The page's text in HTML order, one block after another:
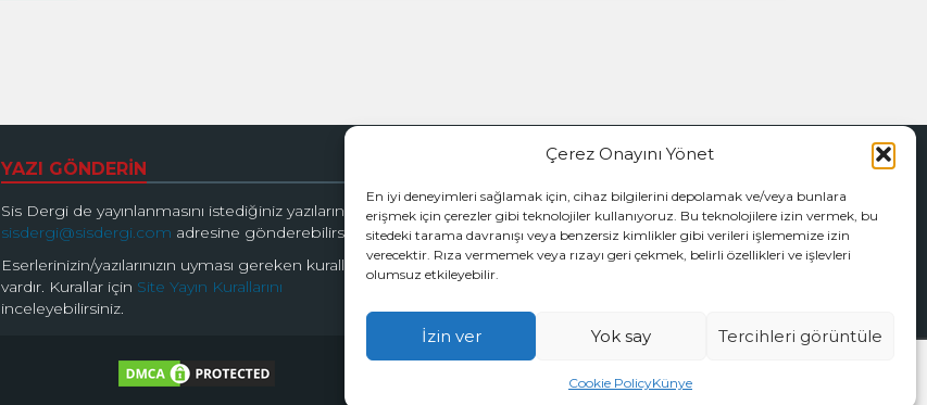
Çerez Onayını Yönet
En iyi deneyimleri sağlamak için, cihaz bilgilerini depolamak ve/veya bunlara
erişmek için çerezler gibi teknolojiler kullanıyoruz. Bu teknolojilere izin vermek, bu
sitedeki tarama davranışı veya benzersiz kimlikler gibi verileri işlememize izin
verecektir. Rıza vermemek veya rızayı geri çekmek, belirli özellikleri ve işlevleri
olumsuz etkileyebilir.
İzin ver Yok say Tercihleri görüntüle
Cookie PolicyKünye
YAZI GÖNDERİN
Sis Dergi de yayınlanmasını istediğiniz yazılarınızı
sisdergi@sisdergi.com adresine gönderebilirsiniz.
Eserlerinizin/yazılarınızın uyması gereken kurallar
vardır. Kurallar için Site Yayın Kurallarını
inceleyebilirsiniz.
BİZİ TAKİP EDİN